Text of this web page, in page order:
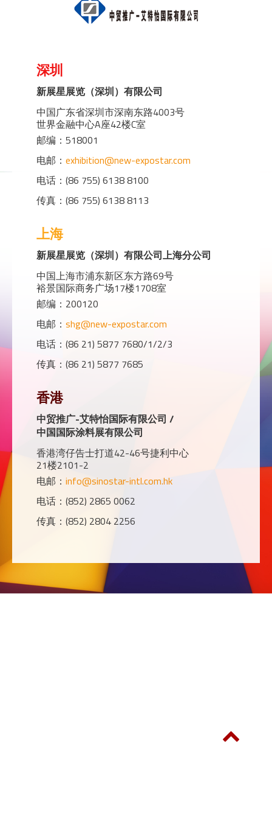
深圳
新展星展览（深圳）有限公司
中国广东省深圳市深南东路4003号
世界金融中心A座42楼C室
邮编：518001
电邮： exhibition@new-expostar.com
电话：(86 755) 6138 8100
传真：(86 755) 6138 8113
上海
新展星展览（深圳）有限公司上海分公司
中国上海市浦东新区东方路69号
裕景国际商务广场17楼1708室
邮编：200120
电邮： shg@new-expostar.com
电话：(86 21) 5877 7680/1/2/3
传真：(86 21) 5877 7685
香港
中贸推广-艾特怡国际有限公司 /
中国国际涂料展有限公司
香港湾仔告士打道42-46号捷利中心
21楼2101-2
电邮： info@sinostar-intl.com.hk
电话：(852) 2865 0062
传真：(852) 2804 2256